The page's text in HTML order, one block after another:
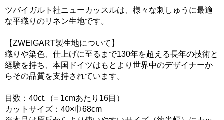
ツバイガルト社ニューカッスルは、様々な刺しゅうに最適
な平織りのリネン生地です。
【ZWEIGART製生地について】
織りや染色、仕上げに至るまで130年を超える長年の技術と
経験を持ち、本国ドイツはもとより世界中のデザイナーか
らその品質を支持されています。
目数：40ct.（= 1cmあたり16目）
カットサイズ：40×巾68cm